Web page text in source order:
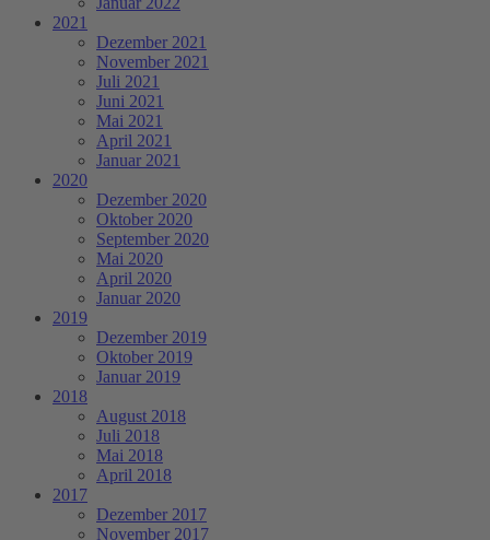
2021
Dezember 2021
November 2021
Juli 2021
Juni 2021
Mai 2021
April 2021
Januar 2021
2020
Dezember 2020
Oktober 2020
September 2020
Mai 2020
April 2020
Januar 2020
2019
Dezember 2019
Oktober 2019
Januar 2019
2018
August 2018
Juli 2018
Mai 2018
April 2018
2017
Dezember 2017
November 2017